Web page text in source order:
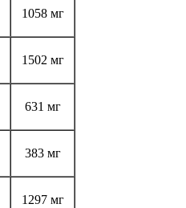
1058 мг
1502 мг
631 мг
383 мг
1297 мг